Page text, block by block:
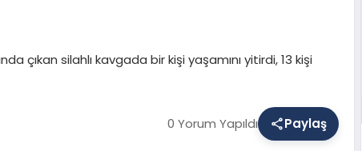
çıkan silahlı kavgada bir kişi yaşamını yitirdi, 13 kişi
0 Yorum Yapıldı Paylaş